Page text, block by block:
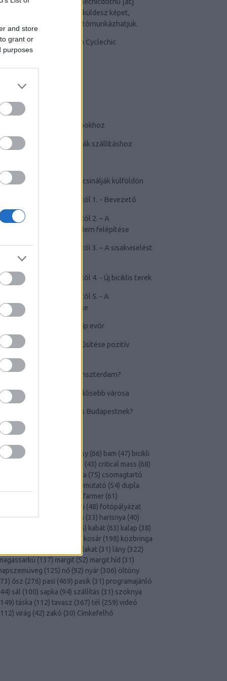
and store
grant or
purposes
címre. Ha küldesz képet,
egyben elfogadod, hogy utómunkázhatjuk.
TUDATTÁGÍTÓ
Bringás tippek
Kerékpárok a mindennapokhoz
Teherhordó/ cargo bringák szállításhoz
Cyclechic.hu on tour: Így csinálják külföldön
Félelem a kerékpározástól 1. - Bevezető
Félelem a kerékpározástól 2. – A
kerékpározástól való félelem felépítése
Félelem a kerékpározástól 3. – A sisakviselést
népszerűsítő kampányok
Félelem a kerékpározástól 4. - Új biciklis terek
Félelem a kerékpározástól 5. - A
elidegenítése
TOP20+1 biciklis videóklip evör
A kerékpározás népszerűsítése pozitív
Lehet-e Budapestből Amszterdam?
Groningen, a világ legbiciklisebb városa
Berlin: a következő lépés Budapestnek?
bajcsy (66) bam (47) bicikli
(43) critical mass (68)
csizma (75) csomagtartó
divatbemutató (54) dupla
farmer (61)
fixi (48) fotópályázat
35)gyerek(88 gyerekülés (33) harisnya (40)
55) kabát (63) kalap (38)
kosár (198) közbringa
lakat (31) lány (322)
(137) margit (52) margit híd (31)
(125) nő (92) nyár (306) öltöny
73) ősz (276) pasi (469) pasik (31) programajánló
44) sál (100) sapka (94) szállítás (31) szoknya
149) táska (112) tavasz (367) tél (259) videó
112) virág (42) zakó (30) Címkefelhő